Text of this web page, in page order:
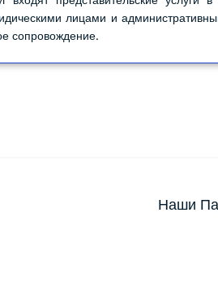
лицами и
сопровождение.
Наши